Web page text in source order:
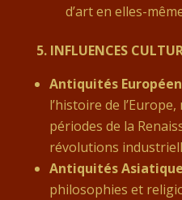
d’art en elles-
5. INFLUENCES
Antiquités
l’histoire de
périodes de la
révolutions
Antiquités
philosophies et